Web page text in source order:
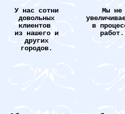
У нас сотни
довольных
клиентов
из нашего и
других
городов.
Мы не
в
работ.